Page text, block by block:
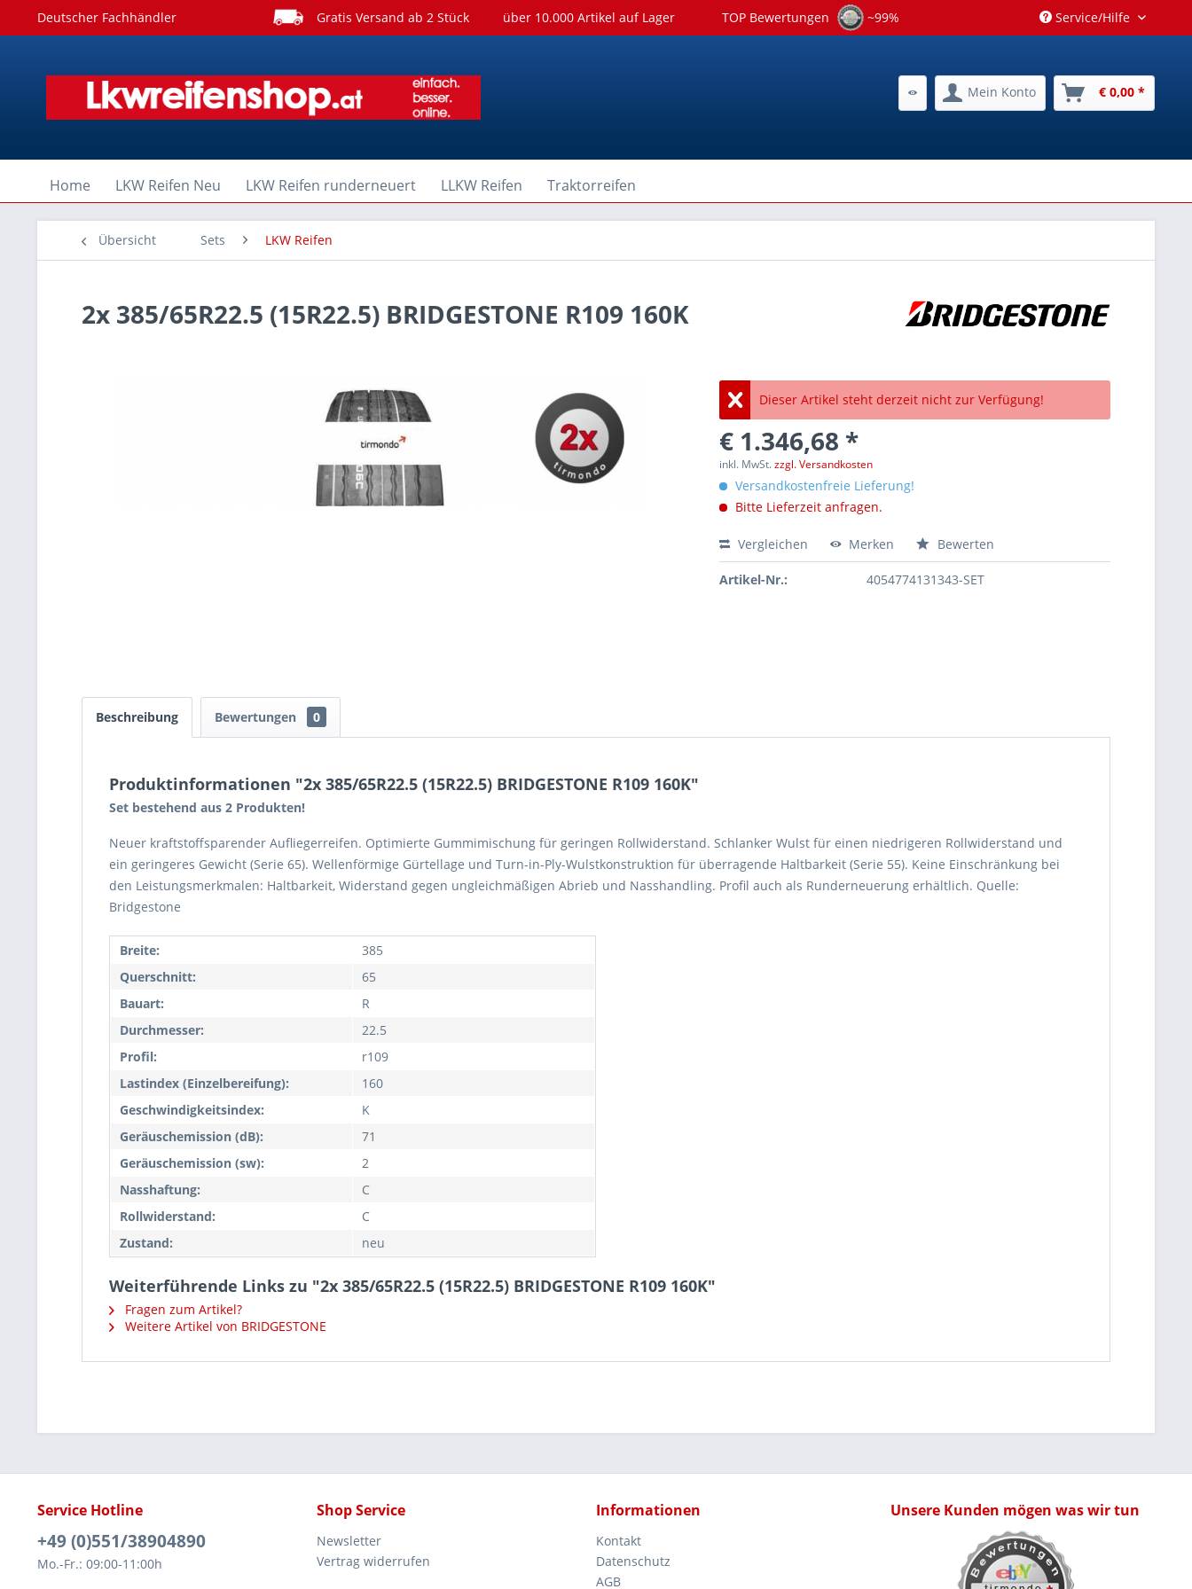
Deutscher Fachhändler Gratis Versand ab 2 Stück über 10.000 Artikel auf Lager TOP Bewertungen ~99% Service/Hilfe
Mein Konto € 0,00 *
Home LKW Reifen Neu LKW Reifen runderneuert LLKW Reifen Traktorreifen
Übersicht Sets LKW Reifen
2x 385/65R22.5 (15R22.5) BRIDGESTONE R109 160K
Dieser Artikel steht derzeit nicht zur Verfügung!
€ 1.346,68 *
inkl. MwSt.zzgl. Versandkosten
Versandkostenfreie Lieferung!
Bitte Lieferzeit anfragen.
Vergleichen Merken Bewerten
Artikel-Nr.: 4054774131343-SET
Beschreibung Bewertungen 0
Produktinformationen "2x 385/65R22.5 (15R22.5) BRIDGESTONE R109 160K"
Set bestehend aus 2 Produkten!
Neuer kraftstoffsparender Aufliegerreifen. Optimierte Gummimischung für geringen Rollwiderstand. Schlanker Wulst für einen niedrigeren Rollwiderstand und
ein geringeres Gewicht (Serie 65). Wellenförmige Gürtellage und Turn-in-Ply-Wulstkonstruktion für überragende Haltbarkeit (Serie 55). Keine Einschränkung bei
den Leistungsmerkmalen: Haltbarkeit, Widerstand gegen ungleichmäßigen Abrieb und Nasshandling. Profil auch als Runderneuerung erhältlich. Quelle:
Bridgestone
Breite:
385
Querschnitt:
65
Bauart:
R
Durchmesser:
22.5
Profil:
r109
Lastindex (Einzelbereifung):
160
Geschwindigkeitsindex:
K
Geräuschemission (dB):
71
Geräuschemission (sw):
2
Nasshaftung:
C
Rollwiderstand:
C
Zustand:
neu
Weiterführende Links zu "2x 385/65R22.5 (15R22.5) BRIDGESTONE R109 160K"
Fragen zum Artikel?
Weitere Artikel von BRIDGESTONE
Service Hotline
+49 (0)551/38904890
Mo.-Fr.: 09:00-11:00h
Shop Service
Newsletter
Vertrag widerrufen
Informationen
Kontakt
Datenschutz
AGB
Unsere Kunden mögen was wir tun